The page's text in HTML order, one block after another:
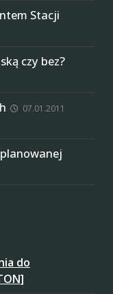
Stacji
czy bez?
07.01.2011
do